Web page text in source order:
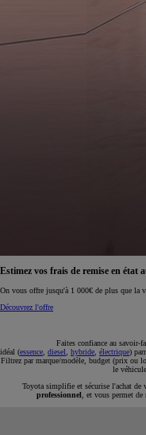
Réservez en ligne votre occasion
Réservez en ligne
Faites confiance au savoir-
idéal (essence diesel hybride électrique)
Filtrez par marque/modèle, budget (prix ou
le
Toyota simplifie et sécurise l'achat de
professionnel , et vous permet